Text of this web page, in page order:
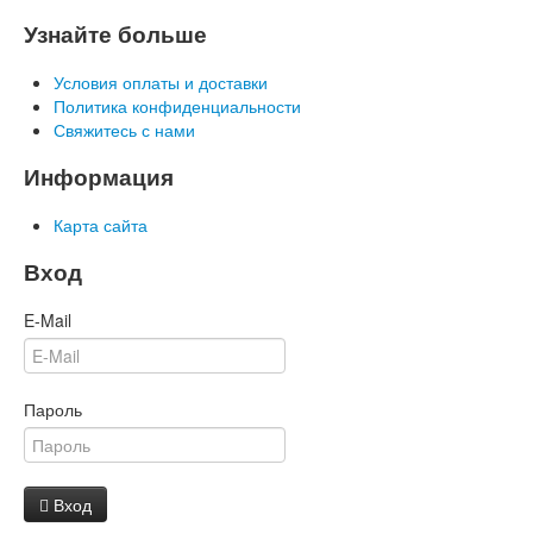
Узнайте больше
Условия оплаты и доставки
Политика конфиденциальности
Свяжитесь с нами
Информация
Карта сайта
Вход
E-Mail
Пароль
Вход